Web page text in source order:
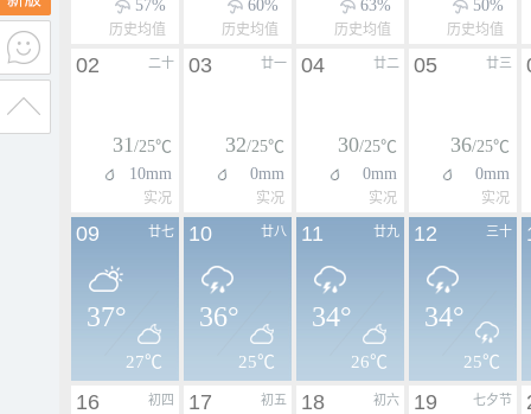
57%
历史均值
60%
历史均值
63%
历史均值
50%
历史均值
二十
02
31/25℃
10mm
实况
廿一
03
32/25℃
0mm
实况
廿二
04
30/25℃
0mm
实况
廿三
05
36/25℃
0mm
实况
廿七
09
37°
27℃
廿八
10
36°
25℃
廿九
11
34°
26℃
三十
12
34°
25℃
初四
16 初五
17 初六
18 七夕节
19